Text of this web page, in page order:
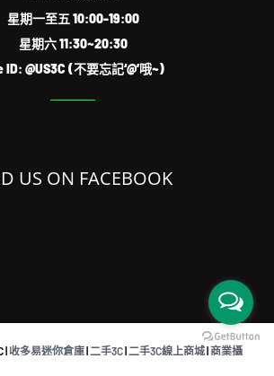
星期一至五 10:00-19:00
星期六 11:30~20:30
ID: @US3C (不要忘記‘@’哦~)
US ON FACEBOOK
|收多易迷你倉庫|二手3C|二手3C線上商城|商業攝